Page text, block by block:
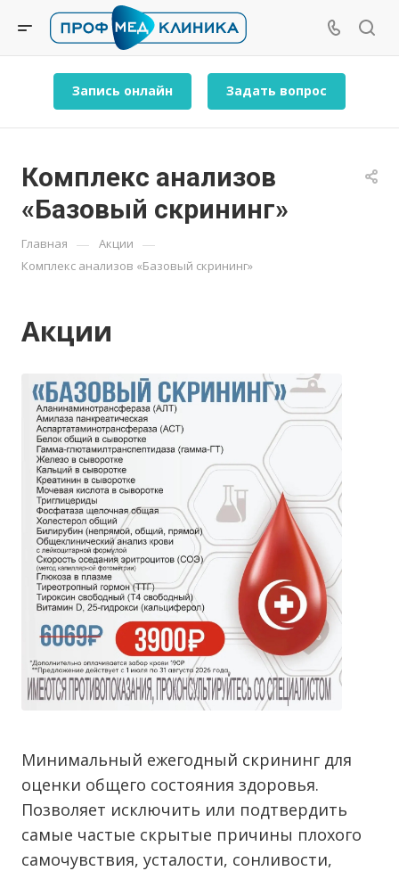
Запись онлайн Задать вопрос
Комплекс анализов
«Базовый скрининг»
Главная — Акции —
Комплекс анализов «Базовый скрининг»
Акции
Минимальный ежегодный скрининг для
оценки общего состояния здоровья.
Позволяет исключить или подтвердить
самые частые скрытые причины плохого
самочувствия, усталости, сонливости,